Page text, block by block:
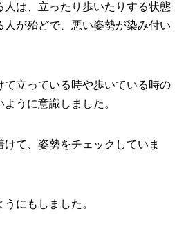
人は、立ったり歩いたりする状態
人が殆どで、悪い姿勢が染み付い
て立っている時や歩いている時の
うに意識しました。
て、姿勢をチェックしていま
にもしました。